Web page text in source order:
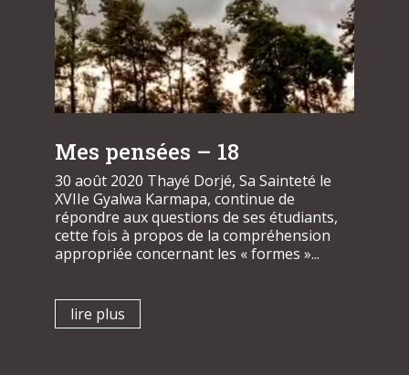
Mes pensées – 18
30 août 2020 Thayé Dorjé, Sa Sainteté le
XVIIe Gyalwa Karmapa, continue de
répondre aux questions de ses étudiants,
cette fois à propos de la compréhension
appropriée concernant les « formes »...
lire plus